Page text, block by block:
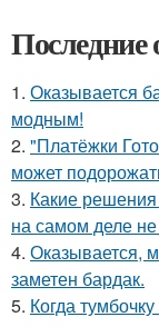
Последние
1. Оказывается
модным!
2. "Платёжки
может
3. Какие
на самом деле
4. Оказывается,
заметен бардак.
5. Когда